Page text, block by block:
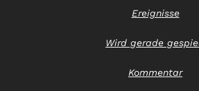
Ereignisse
Wird gerade
Kommentar